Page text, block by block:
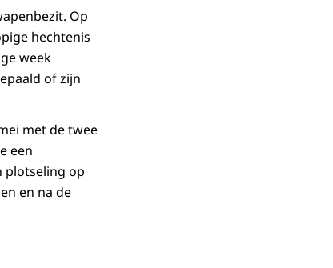
Op
hechtenis
week
of zijn
met de twee
een
plotseling op
en na de